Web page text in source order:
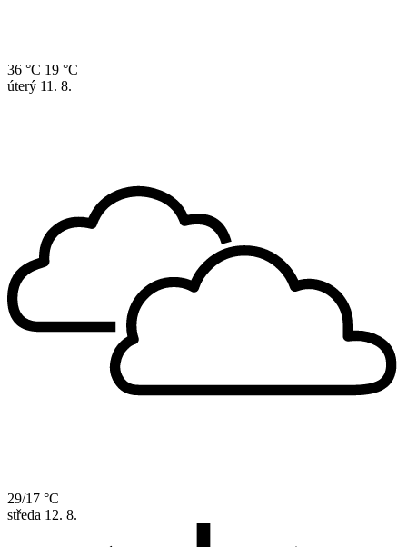
36 °C 19 °C
úterý 11. 8.
29/17 °C
středa 12. 8.